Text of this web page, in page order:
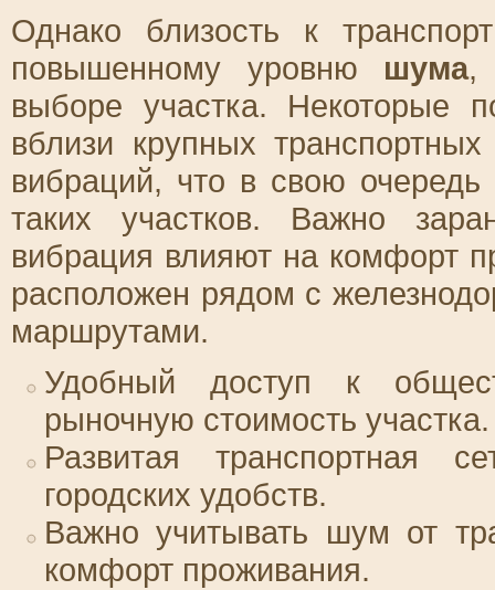
Однако близость к
повышенному уровню шума,
выборе участка. Некоторые
вблизи крупных
вибраций, что в свою очередь
таких участков. Важно
вибрация влияют на комфорт
расположен рядом с
маршрутами.
Удобный доступ к
рыночную стоимость участка.
Развитая транспортная
городских удобств.
Важно учитывать шум от
комфорт проживания.